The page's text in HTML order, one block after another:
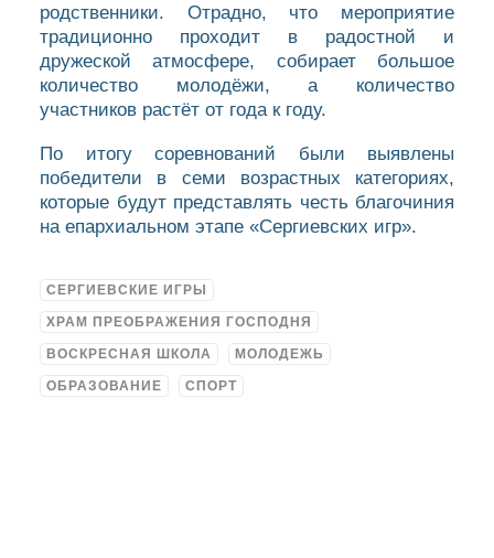
родственники. Отрадно, что мероприятие
традиционно проходит в радостной и
дружеской атмосфере, собирает большое
количество молодёжи, а количество
участников растёт от года к году.
По итогу соревнований были выявлены
победители в семи возрастных категориях,
которые будут представлять честь благочиния
на епархиальном этапе «Сергиевских игр».
СЕРГИЕВСКИЕ ИГРЫ
ХРАМ ПРЕОБРАЖЕНИЯ ГОСПОДНЯ
ВОСКРЕСНАЯ ШКОЛА МОЛОДЕЖЬ
ОБРАЗОВАНИЕ СПОРТ